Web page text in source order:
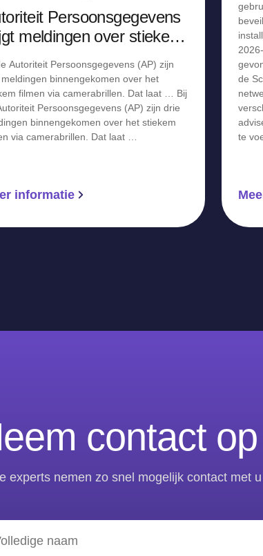
Persoonsgegevens
meldingen over stiekem
Autoriteit Persoonsgegevens (AP) zijn
binnengekomen over het
filmen via camerabrillen. Dat laat … Bij
Persoonsgegevens (AP) zijn drie
binnengekomen over het stiekem
via camerabrillen. Dat laat …
informatie
de
te
contact op
experts nemen zo snel mogelijk contact met